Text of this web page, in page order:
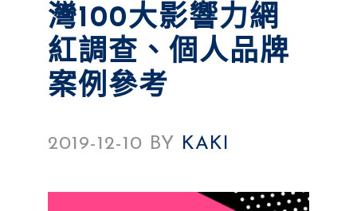
灣100大影響力網
紅調查、個人品牌
案例參考
2019-12-10 BY KAKI